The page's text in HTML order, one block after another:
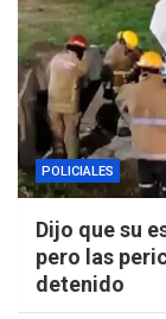
POLICIALES
Dijo que su
pero las
detenido